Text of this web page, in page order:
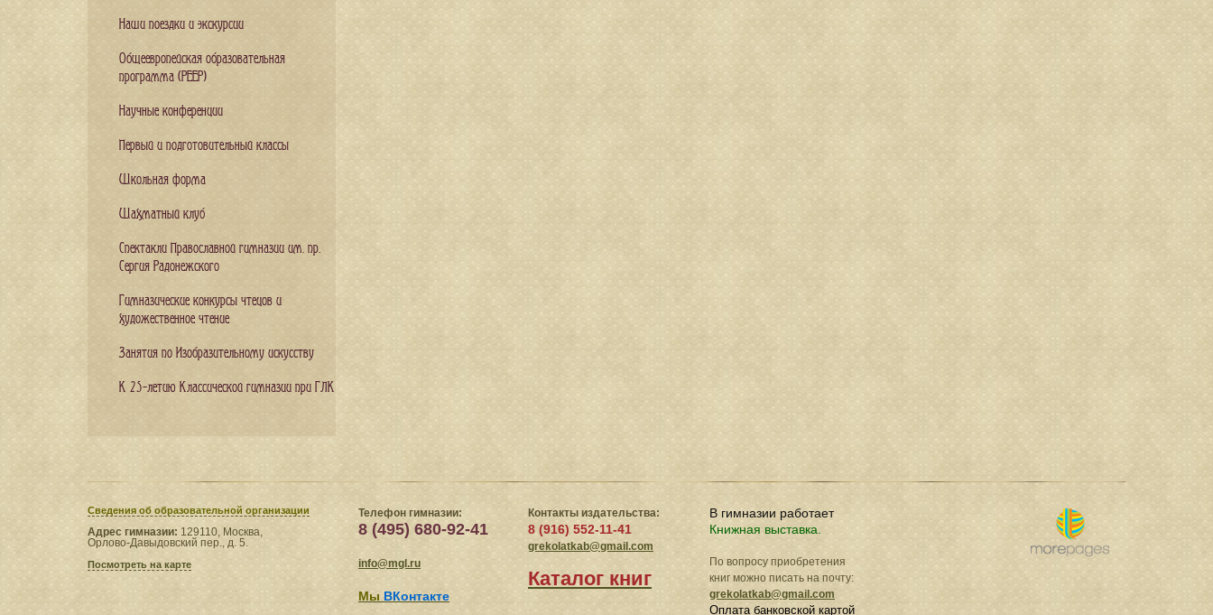
Наши поездки и экскурсии
Общеевропейская образовательная
программа (PEEP)
Научные конференции
Первый и подготовительный классы
Школьная форма
Шахматный клуб
Спектакли Православной гимназии им. пр.
Сергия Радонежского
Гимназические конкурсы чтецов и
художественное чтение
Занятия по Изобразительному искусству
К 25-летию Классической гимназии при ГЛК
Сведения​ об образовательной организации
Адрес гимназии: 129110, Москва,
Орлово-Давыдовский пер., д. 5.
Посмотреть на карте
Телефон гимназии:
8 (495) 680-92-41
info@mgl.ru
Мы ВКонтакте
Контакты издательства:
8 (916) 552-11-41
grekolatkab@gmail.com
Каталог книг
В гимназии работает
Книжная выставка.
По вопросу приобретения
книг можно писать на почту:
grekolatkab@gmail.com
Оплата банковской картой